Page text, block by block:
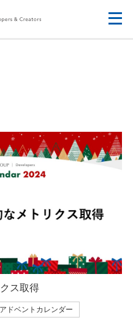
ス取得
アドベントカレンダー